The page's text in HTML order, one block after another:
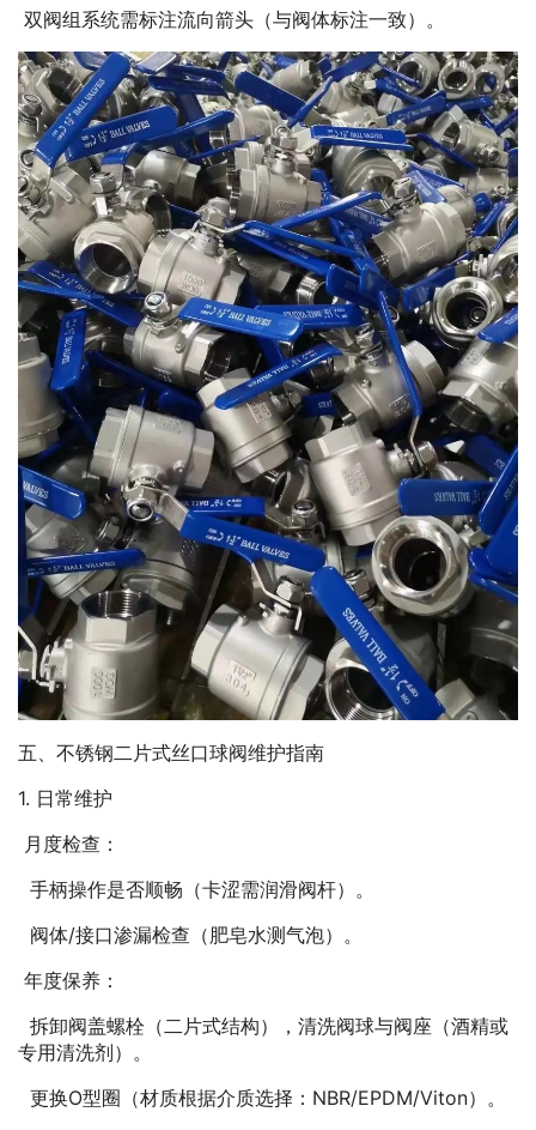
双阀组系统需标注流向箭头（与阀体标注一致）。
五、不锈钢二片式丝口球阀维护指南
1. 日常维护
月度检查：
手柄操作是否顺畅（卡涩需润滑阀杆）。
阀体/接口渗漏检查（肥皂水测气泡）。
年度保养：
拆卸阀盖螺栓（二片式结构），清洗阀球与阀座（酒精或
专用清洗剂）。
更换O型圈（材质根据介质选择：NBR/EPDM/Viton）。